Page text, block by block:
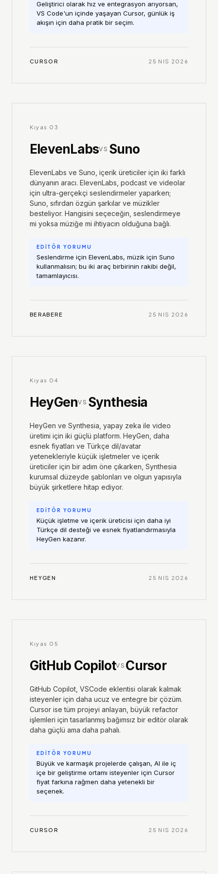
Geliştirici olarak hız ve entegrasyon arıyorsan,
VS Code'un içinde yaşayan Cursor, günlük iş
akışın için daha pratik bir seçim.
CURSOR 25 NIS 2026
Kıyas 03
ElevenLabsVS Suno
ElevenLabs ve Suno, içerik üreticiler için iki farklı
dünyanın aracı. ElevenLabs, podcast ve videolar
için ultra-gerçekçi seslendirmeler yaparken;
Suno, sıfırdan özgün şarkılar ve müzikler
besteliyor. Hangisini seçeceğin, seslendirmeye
mi yoksa müziğe mi ihtiyacın olduğuna bağlı.
EDİTÖR YORUMU
Seslendirme için ElevenLabs, müzik için Suno
kullanmalısın; bu iki araç birbirinin rakibi değil,
tamamlayıcısı.
BERABERE 25 NIS 2026
Kıyas 04
HeyGenVS Synthesia
HeyGen ve Synthesia, yapay zeka ile video
üretimi için iki güçlü platform. HeyGen, daha
esnek fiyatları ve Türkçe dil/avatar
yetenekleriyle küçük işletmeler ve içerik
üreticiler için bir adım öne çıkarken, Synthesia
kurumsal düzeyde şablonları ve olgun yapısıyla
büyük şirketlere hitap ediyor.
EDİTÖR YORUMU
Küçük işletme ve içerik üreticisi için daha iyi
Türkçe dil desteği ve esnek fiyatlandırmasıyla
HeyGen kazanır.
HEYGEN 25 NIS 2026
Kıyas 05
GitHub CopilotVS Cursor
GitHub Copilot, VSCode eklentisi olarak kalmak
isteyenler için daha ucuz ve entegre bir çözüm.
Cursor ise tüm projeyi anlayan, büyük refactor
işlemleri için tasarlanmış bağımsız bir editör olarak
daha güçlü ama daha pahalı.
EDİTÖR YORUMU
Büyük ve karmaşık projelerde çalışan, AI ile iç
içe bir geliştirme ortamı isteyenler için Cursor
fiyat farkına rağmen daha yetenekli bir
seçenek.
CURSOR 25 NIS 2026